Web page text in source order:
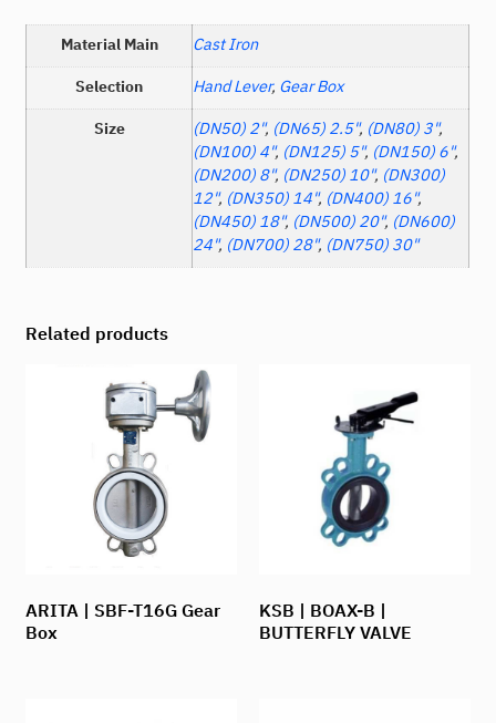
Material Main
Cast Iron
Selection
Hand Lever, Gear Box
Size
(DN50) 2", (DN65) 2.5", (DN80) 3",
(DN100) 4", (DN125) 5", (DN150) 6",
(DN200) 8", (DN250) 10", (DN300)
12", (DN350) 14", (DN400) 16",
(DN450) 18", (DN500) 20", (DN600)
24", (DN700) 28", (DN750) 30"
Related products
ARITA | SBF-T16G Gear
Box
KSB | BOAX-B |
BUTTERFLY VALVE